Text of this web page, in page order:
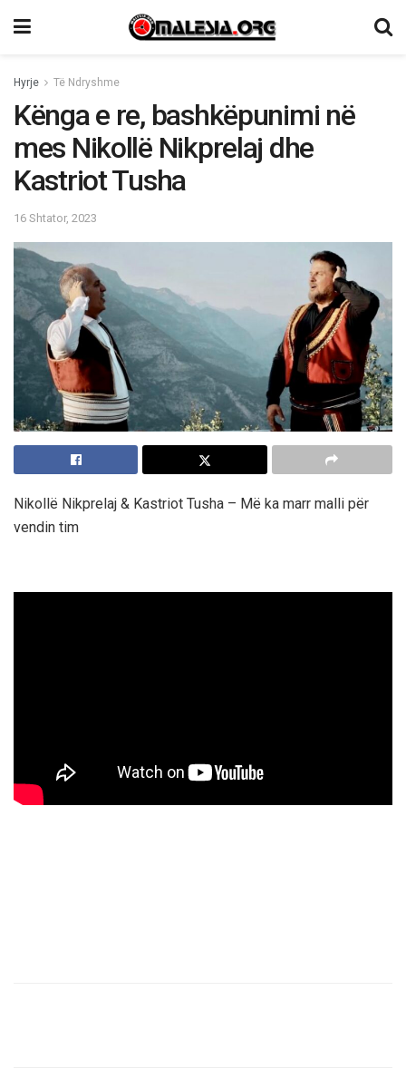
Hyrje Të Ndryshme
Kënga e re, bashkëpunimi në
mes Nikollë Nikprelaj dhe
Kastriot Tusha
16 Shtator, 2023
Nikollë Nikprelaj & Kastriot Tusha – Më ka marr malli për
vendin tim